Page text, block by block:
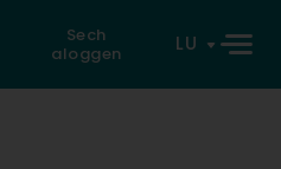
Sech
aloggen
LU